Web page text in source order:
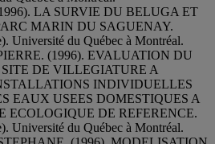
LA SURVIE DU BELUGA ET
MARIN DU SAGUENAY.
Université du Québec à Montréal.
(1996). EVALUATION DU
DE VILLEGIATURE A
INDIVIDUELLES
EAUX USEES DOMESTIQUES A
ECOLOGIQUE DE REFERENCE.
Université du Québec à Montréal.